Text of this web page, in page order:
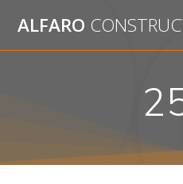
ALFARO